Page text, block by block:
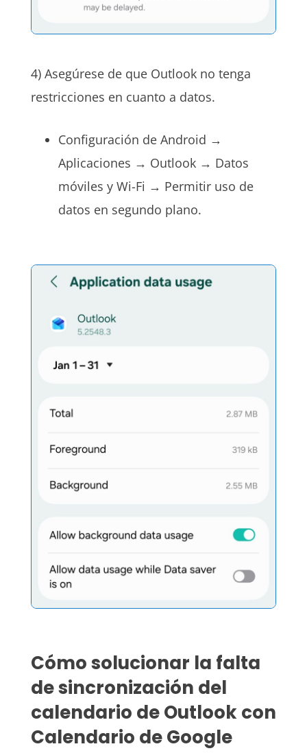
4) Asegúrese de que Outlook no tenga
restricciones en cuanto a datos.
Configuración de Android →
Aplicaciones → Outlook → Datos
móviles y Wi-Fi → Permitir uso de
datos en segundo plano.
Cómo solucionar la falta
de sincronización del
calendario de Outlook con
Calendario de Google